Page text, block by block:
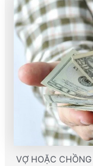
VỢ HOẶC